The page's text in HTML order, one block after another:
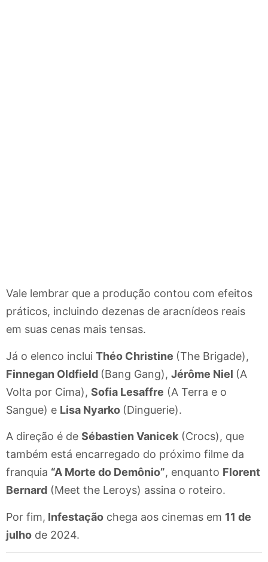
Vale lembrar que a produção contou com efeitos
práticos, incluindo dezenas de aracnídeos reais
em suas cenas mais tensas.
Já o elenco inclui Théo Christine (The Brigade),
Finnegan Oldfield (Bang Gang), Jérôme Niel (A
Volta por Cima), Sofia Lesaffre (A Terra e o
Sangue) e Lisa Nyarko (Dinguerie).
A direção é de Sébastien Vanicek (Crocs), que
também está encarregado do próximo filme da
franquia “A Morte do Demônio”, enquanto Florent
Bernard (Meet the Leroys) assina o roteiro.
Por fim, Infestação chega aos cinemas em 11 de
julho de 2024.